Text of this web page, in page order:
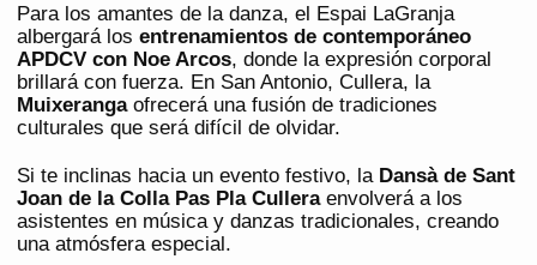
Para los amantes de la danza, el Espai LaGranja
albergará los entrenamientos de contemporáneo
APDCV con Noe Arcos, donde la expresión corporal
brillará con fuerza. En San Antonio, Cullera, la
Muixerangaofrecerá una fusión de tradiciones
culturales que será difícil de olvidar.
Si te inclinas hacia un evento festivo, la Dansà de Sant
Joan de la Colla Pas Pla Culleraenvolverá a los
asistentes en música y danzas tradicionales, creando
una atmósfera especial.